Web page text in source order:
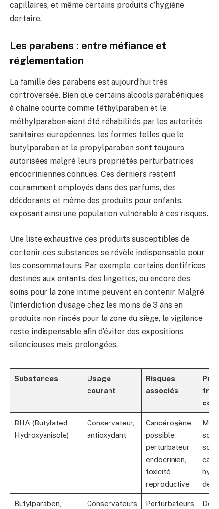
capillaires, et même certains produits d’hygiène
dentaire.
Les parabens : entre méfiance et
réglementation
La famille des parabens est aujourd’hui très
controversée. Bien que certains alcools parabéniques
à chaîne courte comme l’éthylparaben et le
méthylparaben aient été réhabilités par les autorités
sanitaires européennes, les formes telles que le
butylparaben et le propylparaben sont toujours
autorisées malgré leurs propriétés perturbatrices
endocriniennes connues. Ces derniers restent
couramment employés dans des parfums, des
déodorants et même des produits pour enfants,
exposant ainsi une population vulnérable à ces risques.
Une liste exhaustive des produits susceptibles de
contenir ces substances se révèle indispensable pour
les consommateurs. Par exemple, certains dentifrices
destinés aux enfants, des lingettes, ou encore des
soins pour la zone intime peuvent en contenir. Malgré
l’interdiction d’usage chez les moins de 3 ans en
produits non rincés pour la zone du siège, la vigilance
reste indispensable afin d’éviter des expositions
silencieuses mais prolongées.
Substances
Usage
courant
Risques
associés
BHA (Butylated
Hydroxyanisole)
Conservateur,
antioxydant
Cancérogène
possible,
perturbateur
endocrinien,
toxicité
reproductive
Butylparaben,
Conservateurs
Perturbateurs